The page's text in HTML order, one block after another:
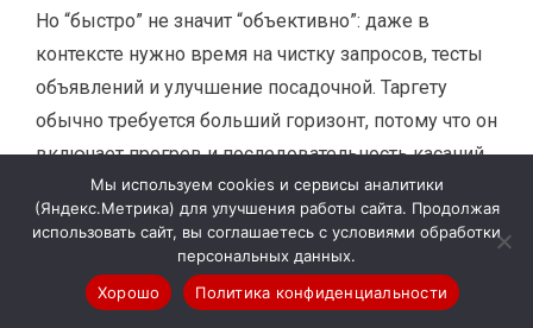
Но “быстро” не значит “объективно”: даже в
контексте нужно время на чистку запросов, тесты
объявлений и улучшение посадочной. Таргету
обычно требуется больший горизонт, потому что он
включает прогрев и последовательность касаний,
а B2B-сделки созревают дольше. Поэтому
корректно оценивать не “через неделю”, а по
контрольным точкам: неделя 1 — корректность
измерения и первые сигналы качества; неделя 2–
Мы используем cookies и сервисы аналитики
(Яндекс.Метрика) для улучшения работы сайта. Продолжая
использовать сайт, вы соглашаетесь с условиями обработки
персональных данных.
Хорошо
Политика конфиденциальности